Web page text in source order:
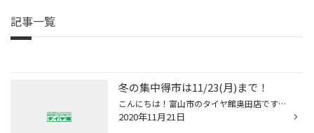
記事一覧
冬の集中得市は11/23(月)まで！
こんにちは！富山市のタイヤ館奥田店です＾＾ 現在、冬の集中得市を好評開催中です！期間中、タイヤ4本ご購入のお客様に、富山の人気店【ムッシュー・ジー】様のマカロンをプレゼント♪※数量限定のため、無くなり次第終了※ ♪お得にスタッドレスタイヤを購入して、美味しいプレゼントをご堪能下さい♪ ...
2020年11月21日